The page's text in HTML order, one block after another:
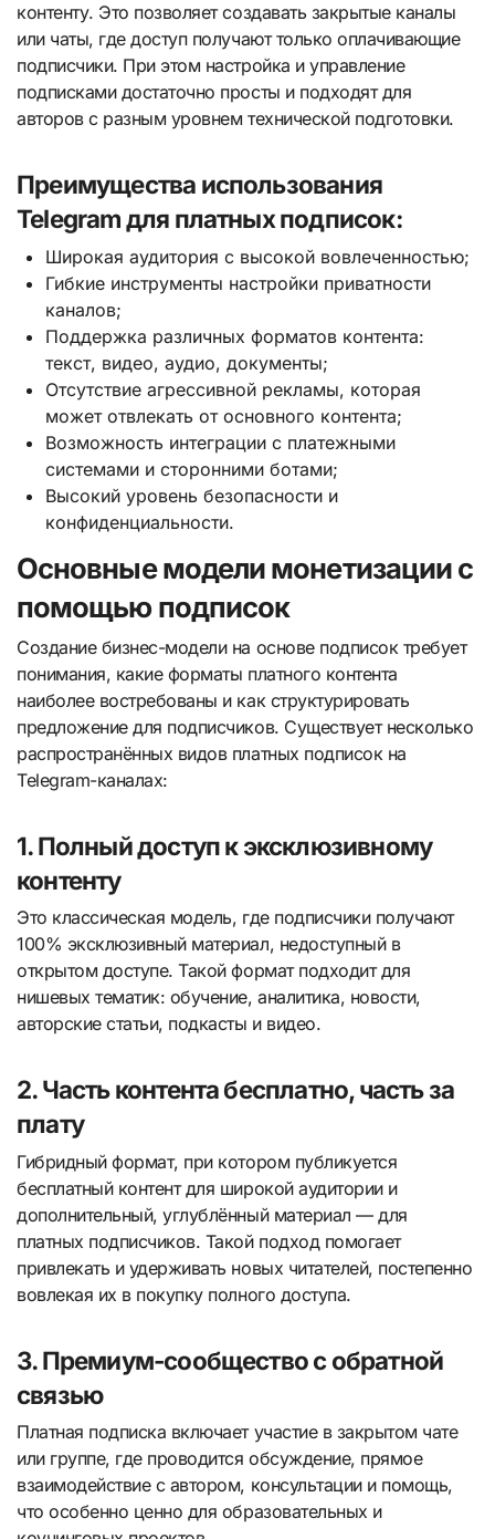
контенту. Это позволяет создавать закрытые каналы
или чаты, где доступ получают только оплачивающие
подписчики. При этом настройка и управление
подписками достаточно просты и подходят для
авторов с разным уровнем технической подготовки.
Преимущества использования
Telegram для платных подписок:
Широкая аудитория с высокой вовлеченностью;
Гибкие инструменты настройки приватности
каналов;
Поддержка различных форматов контента:
текст, видео, аудио, документы;
Отсутствие агрессивной рекламы, которая
может отвлекать от основного контента;
Возможность интеграции с платежными
системами и сторонними ботами;
Высокий уровень безопасности и
конфиденциальности.
Основные модели монетизации с
помощью подписок
Создание бизнес-модели на основе подписок требует
понимания, какие форматы платного контента
наиболее востребованы и как структурировать
предложение для подписчиков. Существует несколько
распространённых видов платных подписок на
Telegram-каналах:
1. Полный доступ к эксклюзивному
контенту
Это классическая модель, где подписчики получают
100% эксклюзивный материал, недоступный в
открытом доступе. Такой формат подходит для
нишевых тематик: обучение, аналитика, новости,
авторские статьи, подкасты и видео.
2. Часть контента бесплатно, часть за
плату
Гибридный формат, при котором публикуется
бесплатный контент для широкой аудитории и
дополнительный, углублённый материал — для
платных подписчиков. Такой подход помогает
привлекать и удерживать новых читателей, постепенно
вовлекая их в покупку полного доступа.
3. Премиум-сообщество с обратной
связью
Платная подписка включает участие в закрытом чате
или группе, где проводится обсуждение, прямое
взаимодействие с автором, консультации и помощь,
что особенно ценно для образовательных и